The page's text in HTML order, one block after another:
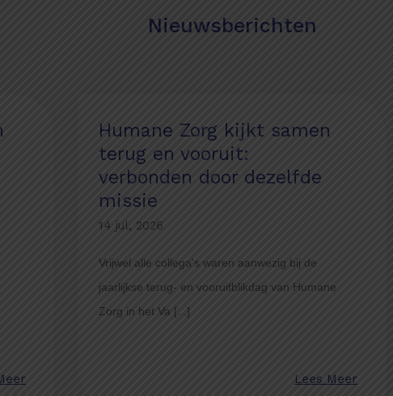
Humane Zorg kijkt samen
terug en vooruit:
verbonden door dezelfde
missie